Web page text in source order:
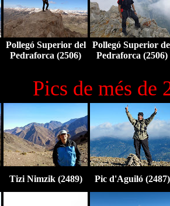
Pollegó Superior del
Pedraforca (2506)
Pollegó Superior
Pedraforca (2506)
Pics de més de
Tizi Nimzik (2489) Pic d'Aguiló (2487)